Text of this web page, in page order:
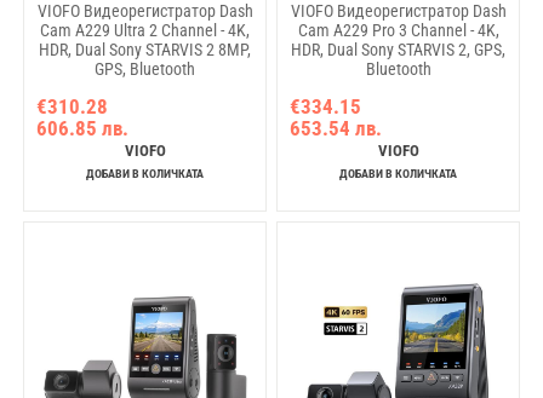
VIOFO Видеорегистратор Dash
Cam A229 Ultra 2 Channel - 4K,
HDR, Dual Sony STARVIS 2 8MP,
GPS, Bluetooth
€310.28
606.85 лв.
VIOFO
ДОБАВИ В КОЛИЧКАТА
VIOFO Видеорегистратор Dash
Cam A229 Pro 3 Channel - 4K,
HDR, Dual Sony STARVIS 2, GPS,
Bluetooth
€334.15
653.54 лв.
VIOFO
ДОБАВИ В КОЛИЧКАТА